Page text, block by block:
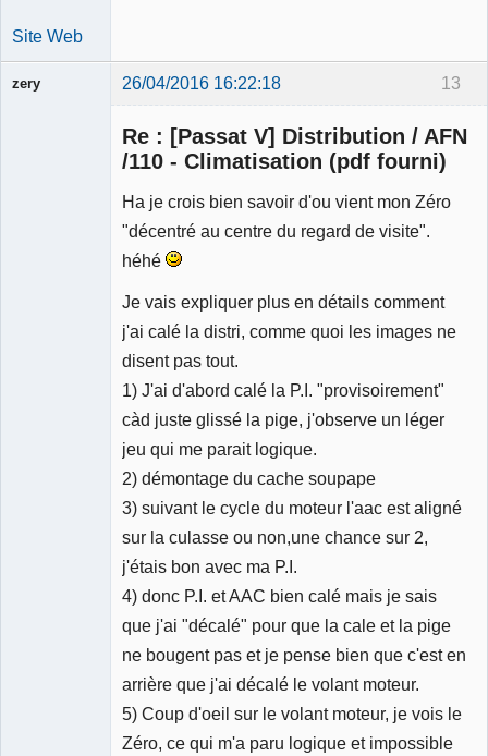
Site Web
13
zery 26/04/2016 16:22:18
Re : [Passat V] Distribution / AFN
/110 - Climatisation (pdf fourni)
Ha je crois bien savoir d'ou vient mon Zéro
"décentré au centre du regard de visite".
héhé
Je vais expliquer plus en détails comment
j'ai calé la distri, comme quoi les images ne
disent pas tout.
1) J'ai d'abord calé la P.I. "provisoirement"
càd juste glissé la pige, j'observe un léger
jeu qui me parait logique.
2) démontage du cache soupape
3) suivant le cycle du moteur l'aac est aligné
sur la culasse ou non,une chance sur 2,
j'étais bon avec ma P.I.
4) donc P.I. et AAC bien calé mais je sais
que j'ai "décalé" pour que la cale et la pige
ne bougent pas et je pense bien que c'est en
arrière que j'ai décalé le volant moteur.
5) Coup d'oeil sur le volant moteur, je vois le
Zéro, ce qui m'a paru logique et impossible